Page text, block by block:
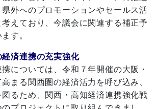
外へのプロモーションやセールス活
えており、今議会に関連する補正予
す。
経済連携の充実強化
については、令和７年開催の大阪・
まる関西圏の経済活力を呼び込み、
るため、関西・高知経済連携強化戦